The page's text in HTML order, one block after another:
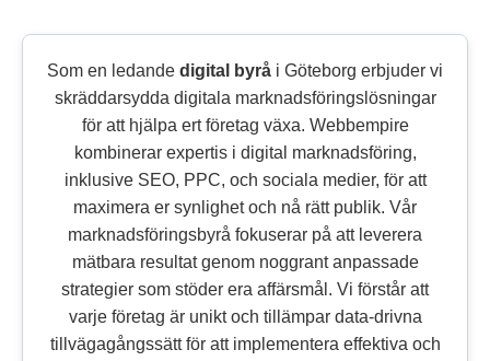
Som en ledande digital byrå i Göteborg erbjuder vi
skräddarsydda digitala marknadsföringslösningar
för att hjälpa ert företag växa. Webbempire
kombinerar expertis i digital marknadsföring,
inklusive SEO, PPC, och sociala medier, för att
maximera er synlighet och nå rätt publik. Vår
marknadsföringsbyrå fokuserar på att leverera
mätbara resultat genom noggrant anpassade
strategier som stöder era affärsmål. Vi förstår att
varje företag är unikt och tillämpar data-drivna
tillvägagångssätt för att implementera effektiva och